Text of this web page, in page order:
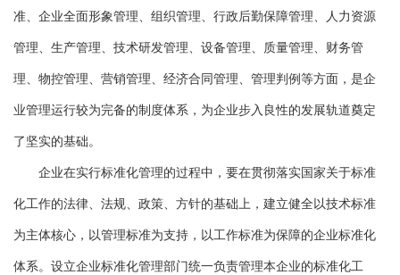
准、企业全面形象管理、组织管理、行政后勤保障管理、人力资源
管理、生产管理、技术研发管理、设备管理、质量管理、财务管
理、物控管理、营销管理、经济合同管理、管理判例等方面，是企
业管理运行较为完备的制度体系，为企业步入良性的发展轨道奠定
了坚实的基础。
企业在实行标准化管理的过程中，要在贯彻落实国家关于标准
化工作的法律、法规、政策、方针的基础上，建立健全以技术标准
为主体核心，以管理标准为支持，以工作标准为保障的企业标准化
体系。设立企业标准化管理部门统一负责管理本企业的标准化工